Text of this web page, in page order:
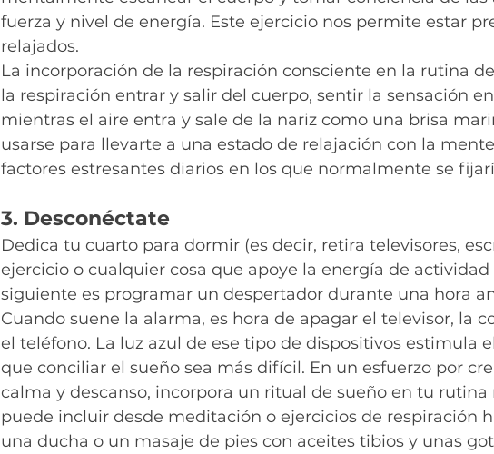
fuerza y ​​nivel de energía. Este ejercicio nos permite estar
relajados.
La incorporación de la respiración consciente en la rutina
la respiración entrar y salir del cuerpo, sentir la sensación
mientras el aire entra y sale de la nariz como una brisa
usarse para llevarte a una estado de relajación con la
factores estresantes diarios en los que normalmente se
3. Desconéctate
Dedica tu cuarto para dormir (es decir, retira televisores,
ejercicio o cualquier cosa que apoye la energía de
siguiente es programar un despertador durante una hora
Cuando suene la alarma, es hora de apagar el televisor, la
el teléfono. La luz azul de ese tipo de dispositivos estimula
que conciliar el sueño sea más difícil. En un esfuerzo por
calma y descanso, incorpora un ritual de sueño en tu rutina
puede incluir desde meditación o ejercicios de respiración
una ducha o un masaje de pies con aceites tibios y unas